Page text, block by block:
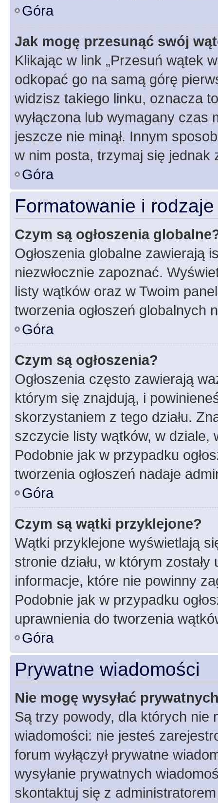
Góra
Jak mogę przesunąć swój
Klikając w link „Przesuń wątek
odkopać go na samą górę
widzisz takiego linku, oznacza
wyłączona lub wymagany czas
jeszcze nie minął. Innym
w nim posta, trzymaj się jednak
Góra
Formatowanie i
Czym są ogłoszenia
Ogłoszenia globalne zawierają
niezwłocznie zapoznać.
listy wątków oraz w Twoim
tworzenia ogłoszeń globalnych
Góra
Czym są ogłoszenia?
Ogłoszenia często zawierają
którym się znajdują, i
skorzystaniem z tego działu.
szczycie listy wątków, w dziale,
Podobnie jak w przypadku
tworzenia ogłoszeń nadaje
Góra
Czym są wątki przyklejone?
Wątki przyklejone wyświetlają
stronie działu, w którym
informacje, które nie powinny
Podobnie jak w przypadku
uprawnienia do tworzenia
Góra
Prywatne wiadomości
Nie mogę wysyłać
Są trzy powody, dla których nie
wiadomości: nie jesteś
forum wyłączył prywatne
wysyłanie prywatnych
skontaktuj się z